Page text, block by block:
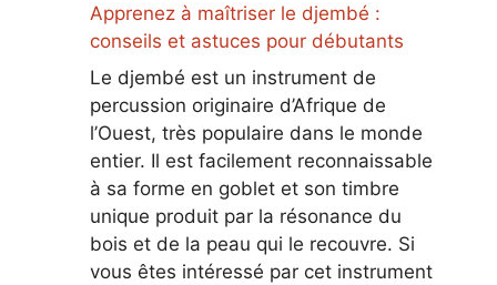
Apprenez à maîtriser le djembé :
conseils et astuces pour débutants
Le djembé est un instrument de
percussion originaire d’Afrique de
l’Ouest, très populaire dans le monde
entier. Il est facilement reconnaissable
à sa forme en goblet et son timbre
unique produit par la résonance du
bois et de la peau qui le recouvre. Si
vous êtes intéressé par cet instrument